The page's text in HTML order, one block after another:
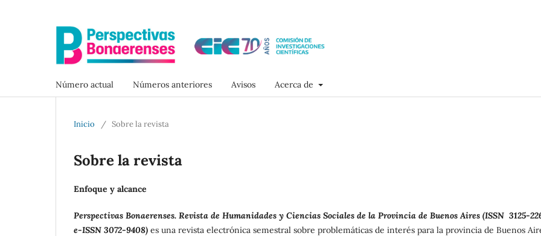
Número actual Números anteriores Avisos Acerca de
Inicio / Sobre la revista
Sobre la revista
Enfoque y alcance
Perspectivas Bonaerenses. Revista de Humanidades y Ciencias Sociales de la Provincia de Buenos Aires (ISSN 3125-
e-ISSN 3072-9408) es una revista electrónica semestral sobre problemáticas de interés para la provincia de Buenos